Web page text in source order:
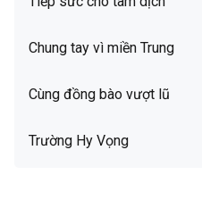
Chung tay vì miền Trung
Cùng đồng bào vượt lũ
Trường Hy Vọng